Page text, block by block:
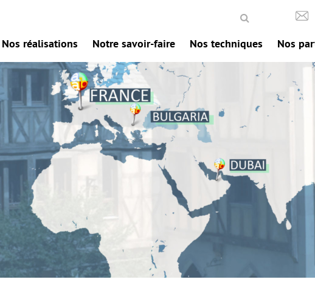
Nos réalisations Notre savoir-faire Nos techniques Nos